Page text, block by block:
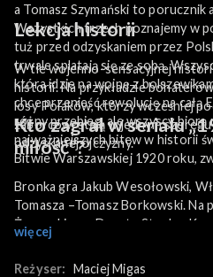
a Tomasz Szymański to
Wszystkich trzech poznajemy w
tuż przed odzyskaniem przez
trwale splatają się ze sobą.
która idzie na wojnę z
chce przenieść rewolucję na całą
różny przebieg, ale wszyscy biorą
najważniejszych bitew w historii
Bitwie Warszawskiej 1920 roku,
Lekcja historii
W tle wojenno-sensacyjnej
historii. Na przykładzie
losy Polaków, którzy wcześniej
zaborców, stają w jednym
odzyskanej ojczyzny.
Kto zagrał w serialu
miłość”?
Bronka gra Jakub Wesołowski,
Tomasza –Tomasz Borkowski. Na
Żurawskiego, Danutę Stenkę,
Żurka, Karolinę Chapko,
Piotra Gąsowskiego, Katarzynę
więcej
Reżyser: Maciej Migas